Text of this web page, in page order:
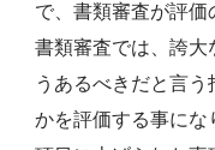
で、書類審査が評価
書類審査では、誇大
うあるべきだと言
かを評価する事にな